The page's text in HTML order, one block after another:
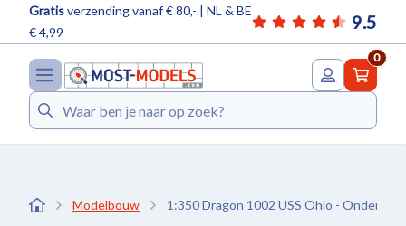
9.5
Gratisverzending vanaf € 80,- | NL & BE
€ 4,99
0
Zoeken
Modelbouw 1:350 Dragon 1002 USS Ohio -